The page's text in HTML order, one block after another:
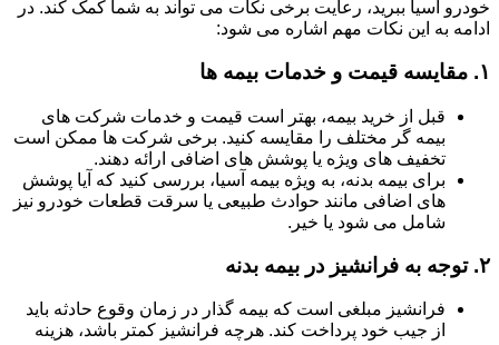
خودرو آسیا ببرید، رعایت برخی نکات می تواند به شما کمک کند. در
ادامه به این نکات مهم اشاره می شود:
۱. مقایسه قیمت و خدمات بیمه ها
قبل از خرید بیمه، بهتر است قیمت و خدمات شرکت های
بیمه گر مختلف را مقایسه کنید. برخی شرکت ها ممکن است
تخفیف های ویژه یا پوشش های اضافی ارائه دهند.
برای بیمه بدنه، به ویژه بیمه آسیا، بررسی کنید که آیا پوشش
های اضافی مانند حوادث طبیعی یا سرقت قطعات خودرو نیز
شامل می شود یا خیر.
۲. توجه به فرانشیز در بیمه بدنه
فرانشیز مبلغی است که بیمه گذار در زمان وقوع حادثه باید
از جیب خود پرداخت کند. هرچه فرانشیز کمتر باشد، هزینه